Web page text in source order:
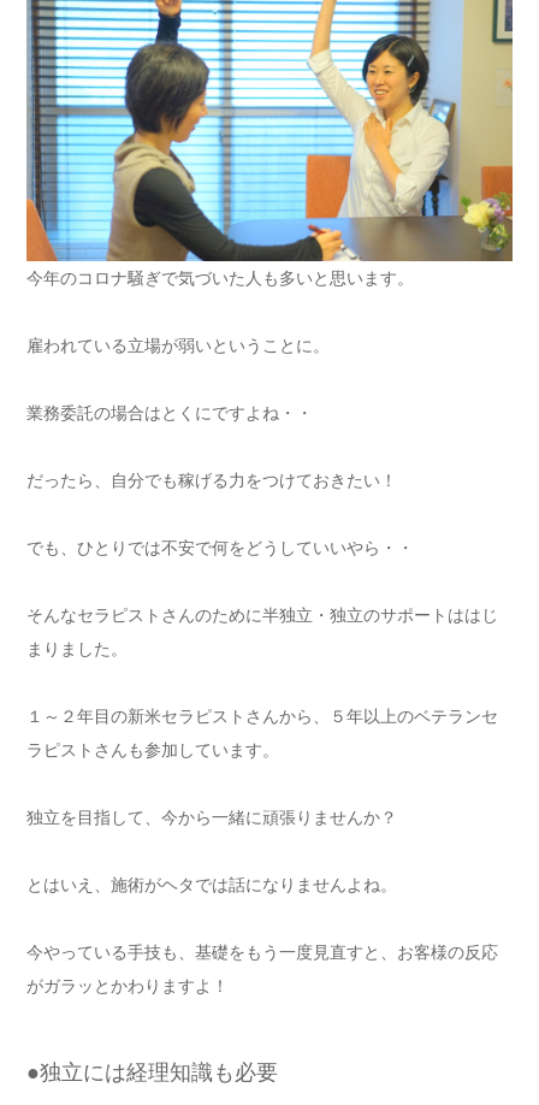
今年のコロナ騒ぎで気づいた人も多いと思います。
雇われている立場が弱いということに。
業務委託の場合はとくにですよね・・
だったら、自分でも稼げる力をつけておきたい！
でも、ひとりでは不安で何をどうしていいやら・・
そんなセラピストさんのために半独立・独立のサポートははじ
まりました。
１～２年目の新米セラピストさんから、５年以上のベテランセ
ラピストさんも参加しています。
独立を目指して、今から一緒に頑張りませんか？
とはいえ、施術がヘタでは話になりませんよね。
今やっている手技も、基礎をもう一度見直すと、お客様の反応
がガラッとかわりますよ！
●独立には経理知識も必要